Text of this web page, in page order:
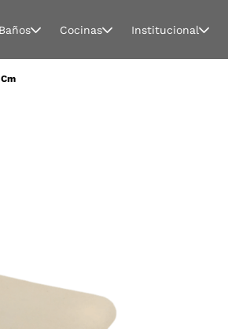
Baños Cocinas Institucional